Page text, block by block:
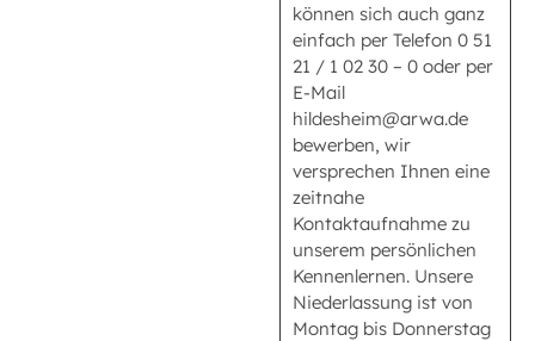
können sich auch ganz
einfach per Telefon 0 51
21 / 1 02 30 – 0 oder per
E-Mail
hildesheim@arwa.de
bewerben, wir
versprechen Ihnen eine
zeitnahe
Kontaktaufnahme zu
unserem persönlichen
Kennenlernen. Unsere
Niederlassung ist von
Montag bis Donnerstag